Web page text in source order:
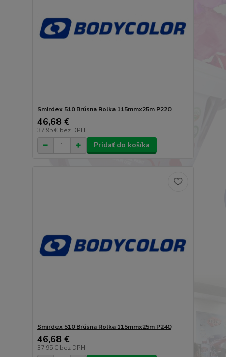
Smirdex 510 Brúsna Rolka 115mmx25m P220
46,68 €
37,95 € bez DPH
Pridať do košíka
Smirdex 510 Brúsna Rolka 115mmx25m P240
46,68 €
37,95 € bez DPH